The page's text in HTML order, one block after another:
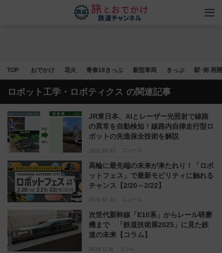
TOP おでかけ 花火 青春18きっぷ 新型車両 きっぷ 駅･街 再
ロボット工学・ロボティクス の関連記事
2026.06.02 ニュース
JR東日本、AIとレーザー光照射で線路
の異常を自動検知！線路内自律走行型ロ
ボットの先進保全技術を解説
2026.02.05 ニュース
高輪に最先端の未来が来たれり！「ロボ
ットフェス」で最新モビリティに触れる
チャンス【2/20～2/22】
2025.12.14 コラム
次世代新幹線「E10系」からレール研磨
機まで 「鉄道技術展2025」に見た鉄
道の未来【コラム】